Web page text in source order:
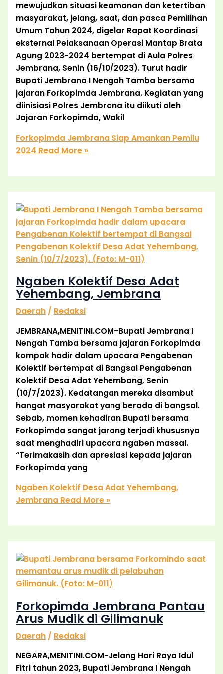
mewujudkan situasi keamanan dan ketertiban
masyarakat, jelang, saat, dan pasca Pemilihan
Umum Tahun 2024, digelar Rapat Koordinasi
eksternal Pelaksanaan Operasi Mantap Brata
Agung 2023-2024 bertempat di Aula Polres
Jembrana, Senin (16/10/2023). Turut hadir
Bupati Jembrana I Nengah Tamba bersama
jajaran Forkopimda Jembrana. Kegiatan yang
diinisiasi Polres Jembrana itu diikuti oleh
Jajaran Forkopimda, Wakil
Forkopimda Jembrana Siap Amankan Pemilu
2024 Read More »
Ngaben Kolektif Desa Adat
Yehembang, Jembrana
Daerah/ Redaksi
JEMBRANA,MENITINI.COM-Bupati Jembrana I
Nengah Tamba bersama jajaran Forkopimda
kompak hadir dalam upacara Pengabenan
Kolektif bertempat di Bangsal Pengabenan
Kolektif Desa Adat Yehembang, Senin
(10/7/2023). Kedatangan mereka disambut
hangat masyarakat yang berada di bangsal.
Sebab, momen kehadiran Bupati bersama
Forkopimda sangat jarang terjadi khususnya
saat menghadiri upacara ngaben massal.
“Terimakasih dan apresiasi kepada jajaran
Forkopimda yang
Ngaben Kolektif Desa Adat Yehembang,
Jembrana Read More »
Forkopimda Jembrana Pantau
Arus Mudik di Gilimanuk
Daerah/ Redaksi
NEGARA,MENITINI.COM-Jelang Hari Raya Idul
Fitri tahun 2023, Bupati Jembrana I Nengah